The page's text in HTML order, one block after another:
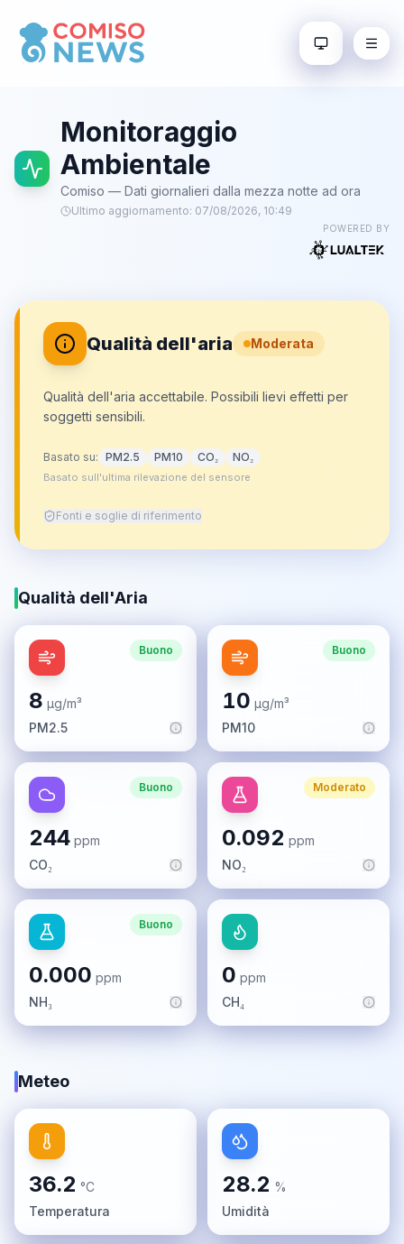
Monitoraggio
Ambientale
Comiso — Dati giornalieri dalla mezza notte ad ora
Ultimo aggiornamento: 07/08/2026, 10:49
POWERED BY
Qualità dell'aria Moderata
Qualità dell'aria accettabile. Possibili lievi effetti per
soggetti sensibili.
Basato su: PM2.5 PM10 CO₂ NO₂
Basato sull'ultima rilevazione del sensore
Fonti e soglie di riferimento
Qualità dell'Aria
Buono
8 µg/m³
PM2.5
Buono
10 µg/m³
PM10
Buono
244 ppm
CO₂
Moderato
0.092 ppm
NO₂
Buono
0.000 ppm
NH₃
0 ppm
CH₄
Meteo
36.2 °C
Temperatura
28.2 %
Umidità